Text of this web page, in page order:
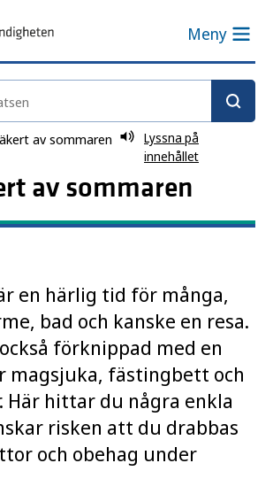
Meny
av sommaren
Lyssna på
innehållet
av sommaren
en härlig tid för många,
bad och kanske en resa.
förknippad med en
magsjuka, fästingbett och
Här hittar du några enkla
risken att du drabbas
och obehag under